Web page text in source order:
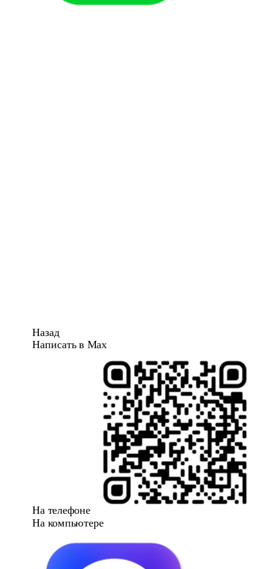
Назад
Написать в Max
На телефоне
На компьютере